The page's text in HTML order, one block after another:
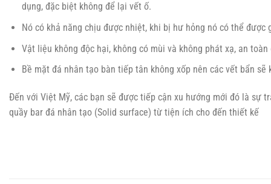
dụng, đặc biệt không để lại vết ố.
Nó có khả năng chịu được nhiệt, khi bị hư hỏng nó có thể
Vật liệu không độc hại, không có mùi và không phát xạ, an
Bề mặt đá nhân tạo bàn tiếp tân không xốp nên các vết bẩn sẽ
Đến với Việt Mỹ, các bạn sẽ được tiếp cận xu hướng mới đó là sự
quầy bar đá nhân tạo (Solid surface) từ tiện ích cho đến thiết kế